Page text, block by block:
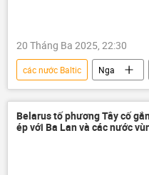
20 Tháng Ba 2025, 22:30
các nước Baltic Nga
Maria Zakharova
Ba
Vùng Baltic
Thế giới
phương Tây
Belarus tố phương Tây cố
ép với Ba Lan và các nước